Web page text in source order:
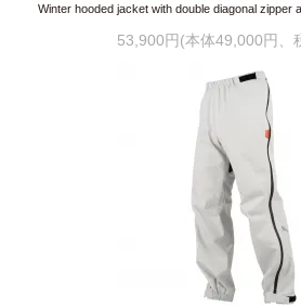
Winter hooded jacket with double diagonal zipper
53,900円(本体49,000円、